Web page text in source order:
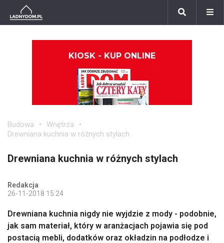
KIOSK - KUP ONLINE
Budowa
Wnętrza
Drewniana kuchnia w różnych stylach
Drewniana kuchnia w różnych stylach
Redakcja
26-11-2018 15:24
Drewniana kuchnia nigdy nie wyjdzie z mody - podobnie,
jak sam materiał, który w aranżacjach pojawia się pod
postacią mebli, dodatków oraz okładzin na podłodze i